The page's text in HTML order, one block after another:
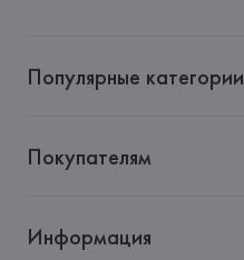
Популярные категории
Покупателям
Информация